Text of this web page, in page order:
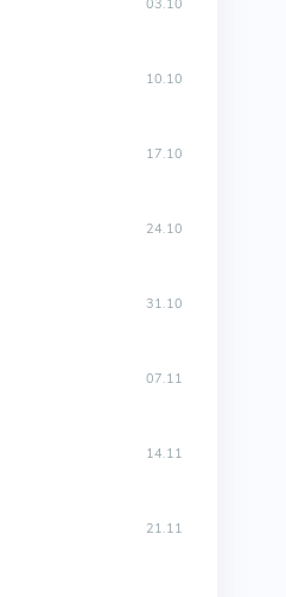
03.10
10.10
17.10
24.10
31.10
07.11
14.11
21.11